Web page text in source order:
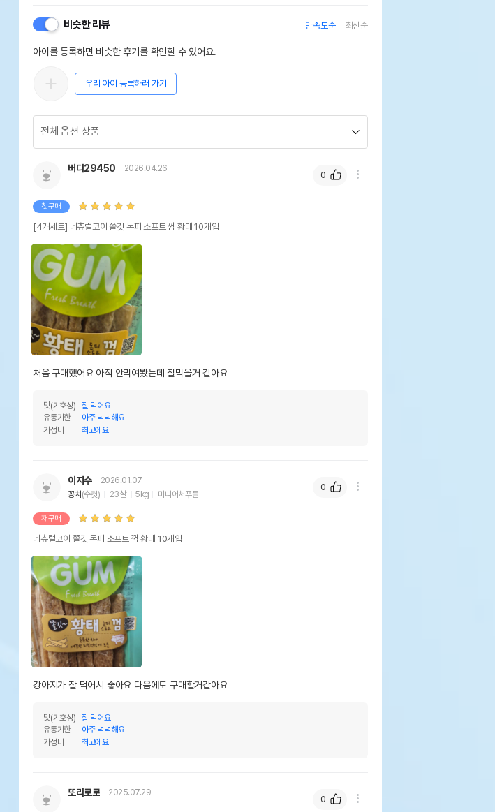
상품 필수 정보
품명 및 모델명
법에 의한 인증,허가 등을
받았음을 확인할수 있는 경우
그에 대한 사항
제조자,수입품의 경우
수입자를 함께 표기
유통기한
유통기한이 최소 2026.12.05이거나 그 이후인
상품이 출고됩니다.
비슷한 리뷰 만족도순 최신순
아이를 등록하면 비슷한 후기를 확인할 수 있어요.
우리 아이 등록하러 가기
버디29450 2026.04.26
첫구매
[4개세트] 네츄럴코어 쫄깃 돈피 소프트 껌 황태 10개입
처음 구매했어요 아직 안먹여봤는데 잘먹을거 같아요
맛(기호성)
잘 먹어요
유통기한
아주 넉넉해요
가성비
최고에요
0
이지수
2026.01.07
꽁치(수컷) 23살 5kg 미니어처푸들
재구매
네츄럴코어 쫄깃 돈피 소프트 껌 황태 10개입
강아지가 잘 먹어서 좋아요 다음에도 구매할거같아요
맛(기호성)
잘 먹어요
유통기한
아주 넉넉해요
가성비
최고에요
0
또리로로 2025.07.29
0